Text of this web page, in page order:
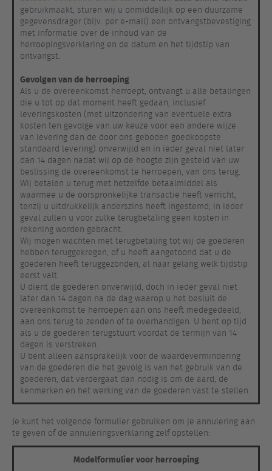
gebruikmaakt, sturen wij u onmiddellijk op een duurzame
gegevensdrager (bijv. per e-mail) een ontvangstbevestiging
met informatie over de inhoud van de
herroepingsverklaring en de datum en het tijdstip van
ontvangst.
Gevolgen van de herroeping
Als u de overeenkomst herroept, ontvangt u alle betalingen
die u tot op dat moment heeft gedaan, inclusief
leveringskosten (met uitzondering van eventuele extra
kosten ten gevolge van uw keuze voor een andere wijze
van levering dan de door ons geboden goedkoopste
standaard levering) onverwijld en in ieder geval niet later
dan 14 dagen nadat wij op de hoogte zijn gesteld van uw
beslissing de overeenkomst te herroepen, van ons terug.
Wij betalen u terug met hetzelfde betaalmiddel als
waarmee u de oorspronkelijke transactie heeft verricht,
tenzij u uitdrukkelijk anderszins heeft ingestemd; in ieder
geval zullen u voor zulke terugbetaling geen kosten in
rekening worden gebracht.
Wij mogen wachten met terugbetaling tot wij de goederen
hebben teruggekregen, of u heeft aangetoond dat u de
goederen heeft teruggezonden, al naar gelang welk tijdstip
eerst valt.
U dient de goederen onverwijld, doch in ieder geval niet
later dan 14 dagen na de dag waarop u het besluit de
overeenkomst te herroepen aan ons heeft medegedeeld,
aan ons terug te zenden of te overhandigen. U bent op tijd
als u de goederen terugstuurt voordat de termijn van 14
dagen is verstreken.
U bent alleen aansprakelijk voor de waardevermindering
van de goederen die het gevolg is van het gebruik van de
goederen, dat verdergaat dan nodig is om de aard, de
kenmerken en het werking van de goederen vast te stellen.
Je kunt het volgende formulier gebruiken om je annulering aan
te geven of de annuleringsverklaring zelf opstellen:
Modelformulier voor herroeping